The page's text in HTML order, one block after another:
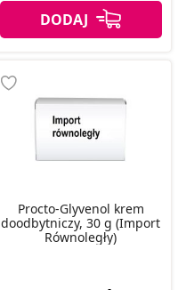
Procto-Glyvenol krem
doodbytniczy, 30 g (Import
Równoległy)